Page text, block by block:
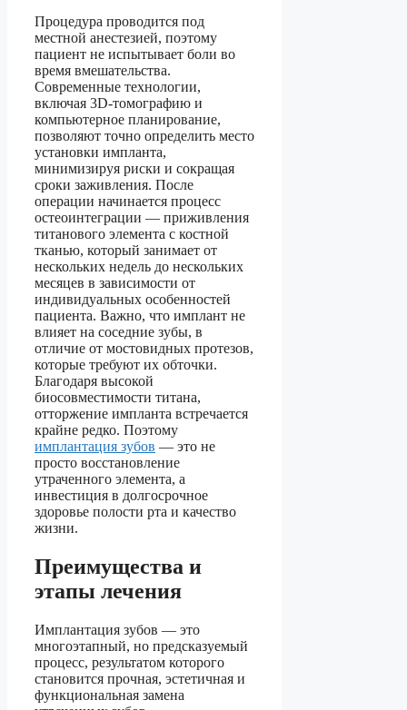
Процедура проводится под
местной анестезией, поэтому
пациент не испытывает боли во
время вмешательства.
Современные технологии,
включая 3D-томографию и
компьютерное планирование,
позволяют точно определить место
установки импланта,
минимизируя риски и сокращая
сроки заживления. После
операции начинается процесс
остеоинтеграции — приживления
титанового элемента с костной
тканью, который занимает от
нескольких недель до нескольких
месяцев в зависимости от
индивидуальных особенностей
пациента. Важно, что имплант не
влияет на соседние зубы, в
отличие от мостовидных протезов,
которые требуют их обточки.
Благодаря высокой
биосовместимости титана,
отторжение импланта встречается
крайне редко. Поэтому
имплантация зубов — это не
просто восстановление
утраченного элемента, а
инвестиция в долгосрочное
здоровье полости рта и качество
жизни.
Преимущества и
этапы лечения
Имплантация зубов — это
многоэтапный, но предсказуемый
процесс, результатом которого
становится прочная, эстетичная и
функциональная замена